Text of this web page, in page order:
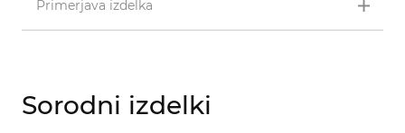
Primerjava izdelka
Sorodni izdelki